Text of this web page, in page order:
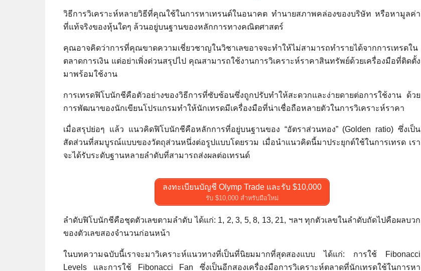
วิธีการวิเคราะห์หลายวิธีที่คุณใช้ในการหาเทรนด์ในอนาคต ทำนายสภาพคล่องของบริษัท หรือหามูลค่า
ที่แท้จริงของหุ้นใดๆ ล้วนอยู่บนฐานของหลักการทางคณิตศาสตร์
คุณอาจคิดว่าการที่คุณขาดความเชี่ยวชาญในวิชาเลขอาจจะทำให้ไม่สามารถทำรายได้จากการเทรดใน
ตลาดการเงิน แต่อย่าเพิ่งด่วนสรุปไป คุณสามารถใช้งานการวิเคราะห์ราคาสินทรัพย์ด้วยเครื่องมือที่ติดตั้ง
มาพร้อมใช้งาน
การเทรดฟิโบนักชีคือตัวอย่างของวิธีการที่ซับซ้อนซึ่งถูกปรับทำให้สะดวกและง่ายดายต่อการใช้งาน ด้วย
การพัฒนาของนักเขียนโปรแกรมทำให้นักเทรดมีเครื่องมือที่น่าเชื่อถือหลายตัวในการวิเคราะห์ราคา
เมื่อสรุปย่อๆ แล้ว แนวคิดฟิโบนักชีคือหลักการที่อยู่บนฐานของ “อัตราส่วนทอง” (Golden ratio) ซึ่งเป็น
สัดส่วนที่สมบูรณ์แบบของวัตถุส่วนหนึ่งต่อรูปแบบโดยรวม เมื่อนำแนวคิดนี้มาประยุกต์ใช้ในการเทรด เรา
จะได้รับระดับฐานหลายลำดับที่สามารถส่งผลต่อเทรนด์
ลงทะเบียนบัญชี Olymp Trade และรับ $10,000
รับ $10,000 สำหรับมือใหม่
ลำดับฟิโบนักชีคือชุดตัวเลขตามลำดับ ได้แก่: 1, 2, 3, 5, 8, 13, 21, ฯลฯ ทุกตัวเลขในลำดับถัดไปคือผลบวก
ของตัวเลขสองจำนวนก่อนหน้า
ในบทความฉบับนี้เราจะมาวิเคราะห์แนวทางที่เป็นที่นิยมมากที่สุดสองแบบ ได้แก่: การใช้ Fibonacci
Levels และการใช้ Fibonacci Fan ซึ่งเป็นอีกสองเครื่องมือการวิเคราะห์ตลาดที่นักเทรดใช้ในการหา